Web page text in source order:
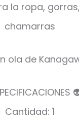
la ropa,
chamarras
ola de
Cantidad: 1